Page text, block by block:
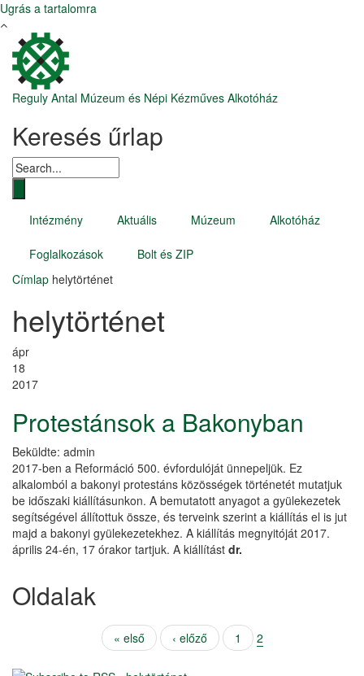
Ugrás a tartalomra
Reguly Antal Múzeum és Népi Kézműves Alkotóház
Keresés űrlap
Intézmény Aktuális Múzeum Alkotóház
Foglalkozások
Bolt és ZIP
Címlap helytörténet
helytörténet
ápr
18
2017
Protestánsok a Bakonyban
Beküldte: admin
2017-ben a Reformáció 500. évfordulóját ünnepeljük. Ez
alkalomból a bakonyi protestáns közösségek történetét mutatjuk
be időszaki kiállításunkon. A bemutatott anyagot a gyülekezetek
segítségével állítottuk össze, és terveink szerint a kiállítás el is jut
majd a bakonyi gyülekezetekhez. A kiállítás megnyitóját 2017.
április 24-én, 17 órakor tartjuk. A kiállítást dr.
Oldalak
« első ‹ előző 1 2